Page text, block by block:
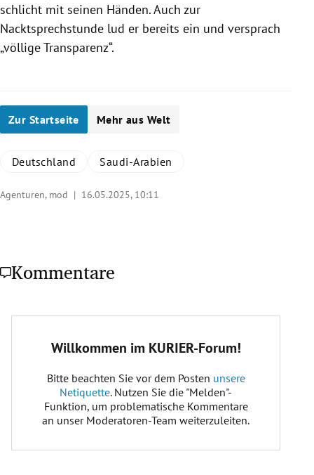
schlicht mit seinen Händen. Auch zur
Nacktsprechstunde lud er bereits ein und versprach
„völlige Transparenz“.
Zur Startseite Mehr aus Welt
Deutschland Saudi-Arabien
Agenturen, mod | 16.05.2025, 10:11
Kommentare